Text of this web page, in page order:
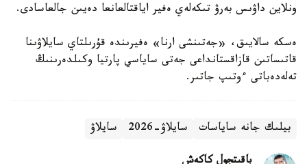
ونلاين داۋىس بەرۋ تىكەلەي ەفير اياقتالعانعا دەيىن جالعاسادى.
ەسكە سالايىق، «جەتىنشى ارنا» ەفيرىندە قۇرىلتاي سايلاۋىنا
قاتىساتىن قازاقستانداعى جەتى ساياسي پارتيا وكىلدەرىنىڭ
تەلەدەباتى ءوتىپ جاتىر.
بيلىك جانە ساياسات سايلاۋ-2026 سايلاۋ